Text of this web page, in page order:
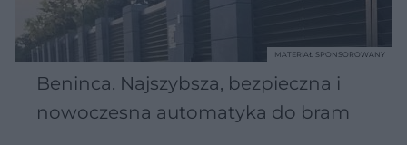
Beninca. Najszybsza, bezpieczna i
nowoczesna automatyka do bram
MATERIAŁ SPONSOROWANY